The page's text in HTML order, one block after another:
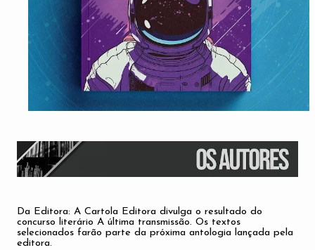
Da Editora: A Cartola Editora divulga o resultado do
concurso literário A última transmissão. Os textos
selecionados farão parte da próxima antologia lançada pela
editora.